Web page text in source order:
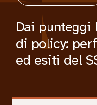
Dai punteggi
di policy:
ed esiti del